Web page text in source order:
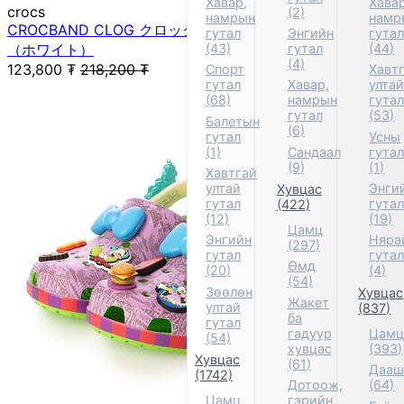
намрын
гутал
(43)
Спорт
гутал
(68)
Балетын
гутал
(1)
Хавтгай
ултай
гутал
(12)
Энгийн
гутал
(20)
Зөөлөн
ултай
гутал
(54)
Хувцас
(1742)
Цамц
(2)
Энгийн
гутал
(4)
Хавар,
намрын
гутал
(6)
Сандаал
(9)
Хувцас
(422)
Цамц
(297)
Өмд
(54)
Жакет
ба
гадуур
хувцас
(61)
Дотоож,
гэрийн
гутал
(44)
ултай
гутал
(53)
Усны
гутал
(1)
гутал
(19)
гутал
(4)
Хувцас
(837)
Цамц
(393)
(64)
crocs
CROCBAND CLOG クロックバンド クロッグ サンダル
（ホワイト）
123,800 ₮ 218,200 ₮